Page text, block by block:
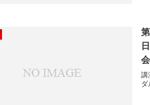
講